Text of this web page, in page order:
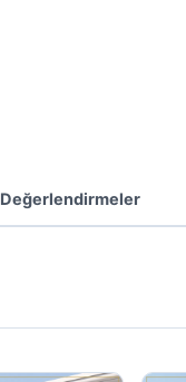
Değerlendirmeler